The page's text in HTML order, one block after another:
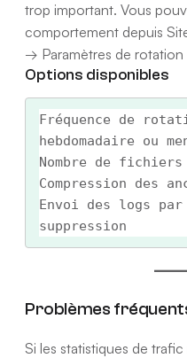
trop important. Vous
comportement depuis
→ Paramètres de rotation
Options disponibles
Fréquence de
hebdomadaire ou
Nombre de
Compression des
Envoi des logs
Problèmes
Si les statistiques de